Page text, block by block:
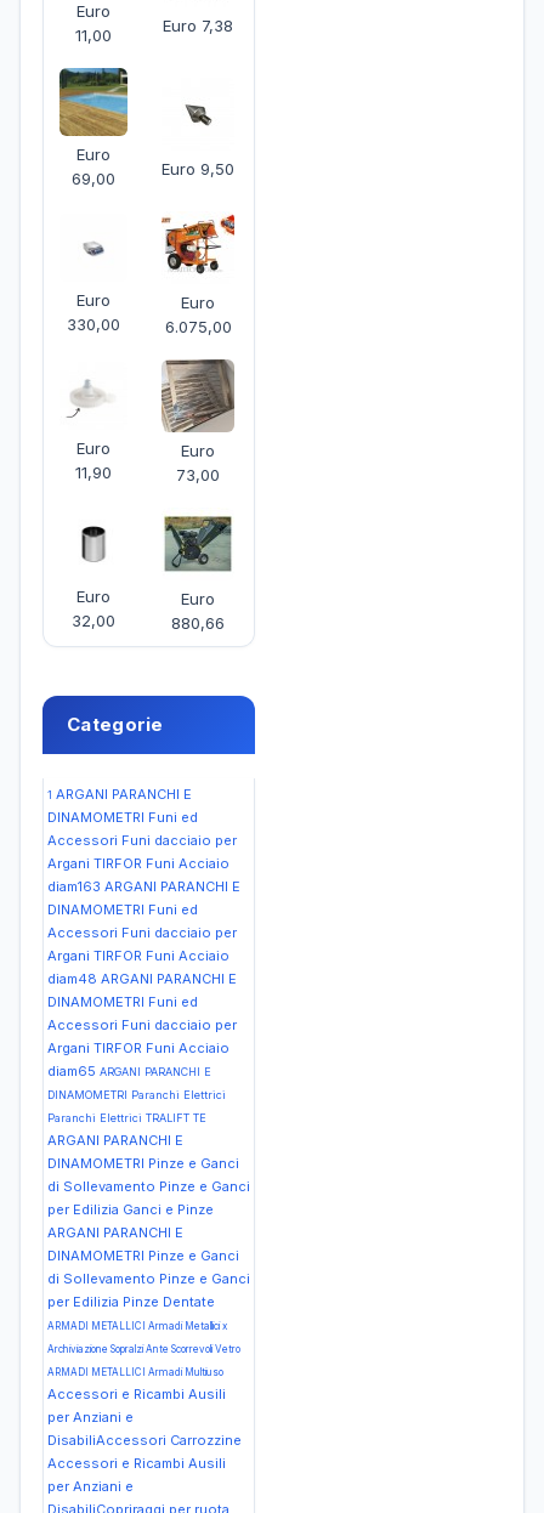
Euro
11,00
Euro 7,38
Euro
69,00
Euro 9,50
Euro
330,00
Euro
6.075,00
Euro
11,90
Euro
73,00
Euro
32,00
Euro
880,66
Categorie
1 ARGANI PARANCHI E
DINAMOMETRI Funi ed
Accessori Funi dacciaio per
Argani TIRFOR Funi Acciaio
diam163 ARGANI PARANCHI E
DINAMOMETRI Funi ed
Accessori Funi dacciaio per
Argani TIRFOR Funi Acciaio
diam48 ARGANI PARANCHI E
DINAMOMETRI Funi ed
Accessori Funi dacciaio per
Argani TIRFOR Funi Acciaio
diam65 ARGANI PARANCHI E
DINAMOMETRI Paranchi Elettrici
Paranchi Elettrici TRALIFT TE
ARGANI PARANCHI E
DINAMOMETRI Pinze e Ganci
di Sollevamento Pinze e Ganci
per Edilizia Ganci e Pinze
ARGANI PARANCHI E
DINAMOMETRI Pinze e Ganci
di Sollevamento Pinze e Ganci
per Edilizia Pinze Dentate
ARMADI METALLICI Armadi Metallici x
Archiviazione Sopralzi Ante Scorrevoli Vetro
ARMADI METALLICI Armadi Multiuso
Accessori e Ricambi Ausili
per Anziani e
DisabiliAccessori Carrozzine
Accessori e Ricambi Ausili
per Anziani e
DisabiliCopriraggi per ruota